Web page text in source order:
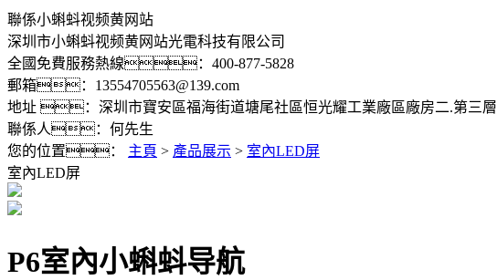
聯係小蝌蚪视频黄网站
深圳市小蝌蚪视频黄网站光電科技有限公司
全國免費服務熱線：400-877-5828
郵箱：13554705563@139.com
地址 ：深圳市寶安區福海街道塘尾社區恒光耀工業廠區廠房二.第三層
聯係人：何先生
您的位置：
主頁 > 產品展示 > 室內LED屏
室內LED屏
P6室內小蝌蚪导航